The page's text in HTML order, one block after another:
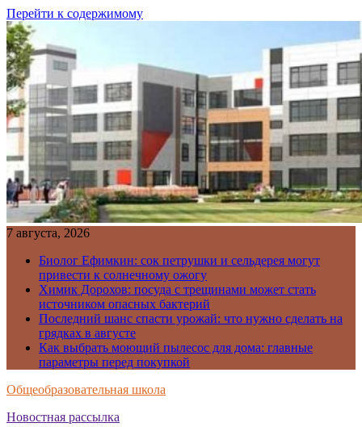
Перейти к содержимому
7 августа, 2026
Биолог Ефимкин: сок петрушки и сельдерея могут
привести к солнечному ожогу
Химик Дорохов: посуда с трещинами может стать
источником опасных бактерий
Последний шанс спасти урожай: что нужно сделать на
грядках в августе
Как выбрать моющий пылесос для дома: главные
параметры перед покупкой
Общеобразовательная школа
Новостная рассылка